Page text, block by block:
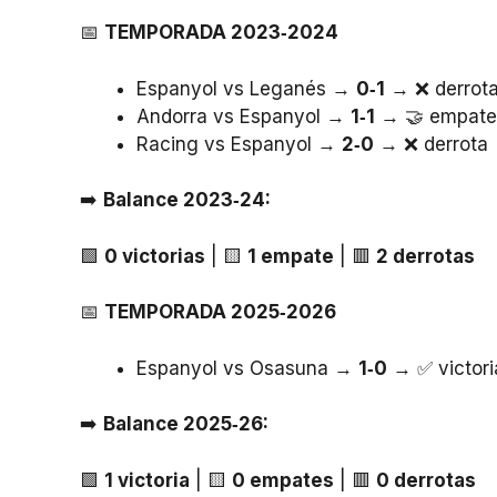
📅 TEMPORADA 2023‑2024
Espanyol vs Leganés → 0‑1 → ❌
Andorra vs Espanyol → 1‑1 → 🤝 empate
Racing vs Espanyol → 2‑0 → ❌ derrota
➡️ Balance 2023‑24:
🟩 0 victorias | 🟨 1 empate | 🟥 2 derrotas
📅 TEMPORADA 2025‑2026
Espanyol vs Osasuna → 1‑0 → ✅
➡️ Balance 2025‑26:
🟩 1 victoria | 🟨 0 empates | 🟥 0 derrotas